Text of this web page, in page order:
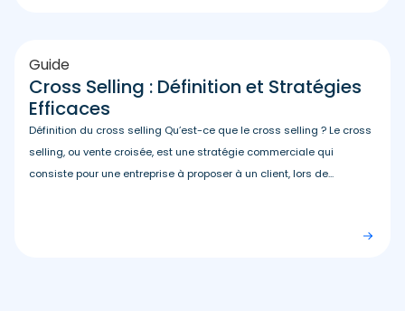
Guide
Cross Selling : Définition et Stratégies
Efficaces
Définition du cross selling Qu’est-ce que le cross selling ? Le cross
selling, ou vente croisée, est une stratégie commerciale qui
consiste pour une entreprise à proposer à un client, lors de...